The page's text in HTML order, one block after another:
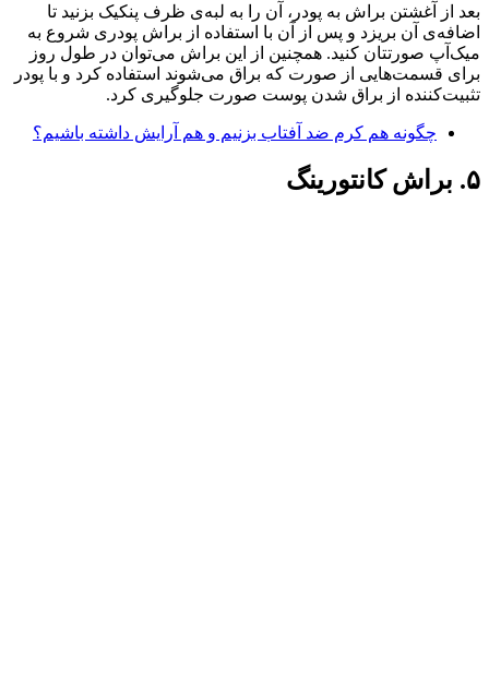
بعد از آغشتن براش به پودر، آن را به لبه‌ی ظرف پنکیک بزنید تا
اضافه‌ی آن بریزد و پس از آن با استفاده از براش پودری شروع به
میک‌آپ صورتتان کنید. همچنین از این براش می‌توان در طول روز
برای قسمت‌هایی از صورت که براق می‌شوند استفاده کرد و با پودر
تثبیت‌کننده از براق شدن پوست صورت جلوگیری کرد.
چگونه هم کرم ضد آفتاب بزنیم و هم آرایش داشته باشیم؟
۵. براش کانتورینگ